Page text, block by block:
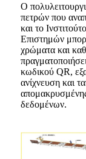
Ο
πετρών που
και το
Επιστημών
χρώματα και
κωδικού QR,
ανίχνευση και
δεδομένων.